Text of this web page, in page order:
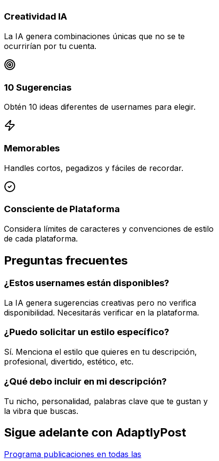
Creatividad IA
La IA genera combinaciones únicas que no se te
ocurrirían por tu cuenta.
10 Sugerencias
Obtén 10 ideas diferentes de usernames para elegir.
Memorables
Handles cortos, pegadizos y fáciles de recordar.
Consciente de Plataforma
Considera límites de caracteres y convenciones de estilo
de cada plataforma.
Preguntas frecuentes
¿Estos usernames están disponibles?
La IA genera sugerencias creativas pero no verifica
disponibilidad. Necesitarás verificar en la plataforma.
¿Puedo solicitar un estilo específico?
Sí. Menciona el estilo que quieres en tu descripción,
profesional, divertido, estético, etc.
¿Qué debo incluir en mi descripción?
Tu nicho, personalidad, palabras clave que te gustan y
la vibra que buscas.
Sigue adelante con AdaptlyPost
Programa publicaciones en todas las